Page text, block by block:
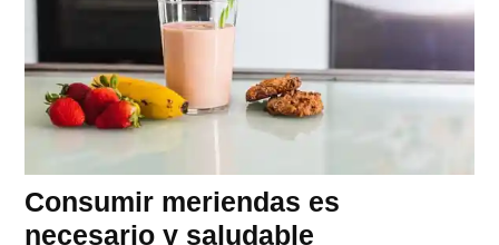
Consumir meriendas es
necesario y saludable